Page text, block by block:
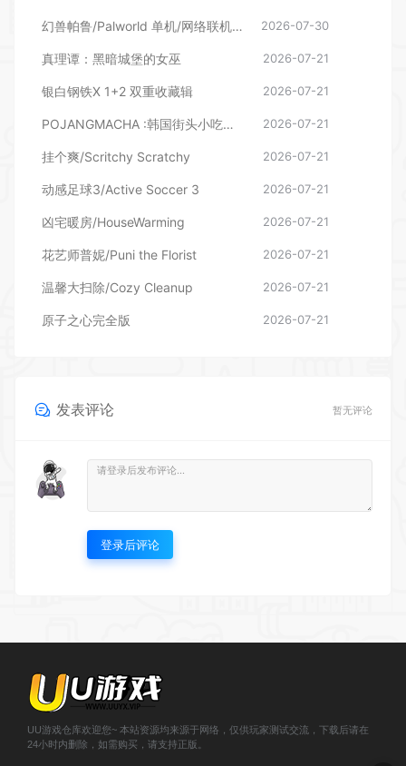
幻兽帕鲁/Palworld 单机/网络联机 （更新v1.0.1.10619） 2026-07-30
真理谭：黑暗城堡的女巫 2026-07-21
银白钢铁X 1+2 双重收藏辑 2026-07-21
POJANGMACHA :韩国街头小吃模拟器 2026-07-21
挂个爽/Scritchy Scratchy 2026-07-21
动感足球3/Active Soccer 3 2026-07-21
凶宅暖房/HouseWarming 2026-07-21
花艺师普妮/Puni the Florist 2026-07-21
温馨大扫除/Cozy Cleanup 2026-07-21
原子之心完全版 2026-07-21
发表评论 暂无评论
登录后评论
UU游戏仓库欢迎您~ 本站资源均来源于网络，仅供玩家测试交流，下载后请在
24小时内删除，如需购买，请支持正版。